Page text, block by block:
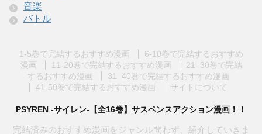
音楽
バトル
1-5巻で完結するおすすめ漫画
6-10巻で完結するおすすめ
漫画
11-20巻で完結するおすすめ漫画
21–30巻で完結
するおすすめ漫画
31–40巻で完結するおすすめ漫画
41-50巻で完結するおすすめ漫画
サイトについて
PSYREN -サイレン-【全16巻】サスペンスアクション漫画！！
完結済みのおすすめ漫画をジャンル問わず、紹介していきま